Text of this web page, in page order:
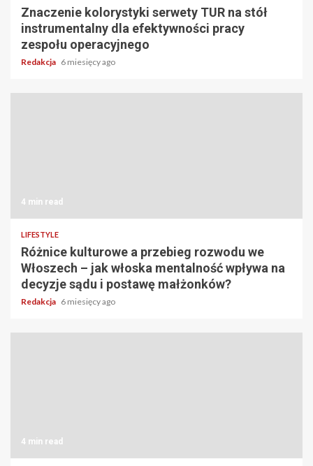
Znaczenie kolorystyki serwety TUR na stół
instrumentalny dla efektywności pracy
zespołu operacyjnego
Redakcja 6 miesięcy ago
4 min read
LIFESTYLE
Różnice kulturowe a przebieg rozwodu we
Włoszech – jak włoska mentalność wpływa na
decyzje sądu i postawę małżonków?
Redakcja 6 miesięcy ago
4 min read